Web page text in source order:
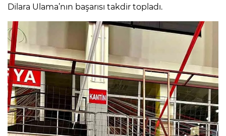
Dilara Ulama’nın başarısı takdir topladı.